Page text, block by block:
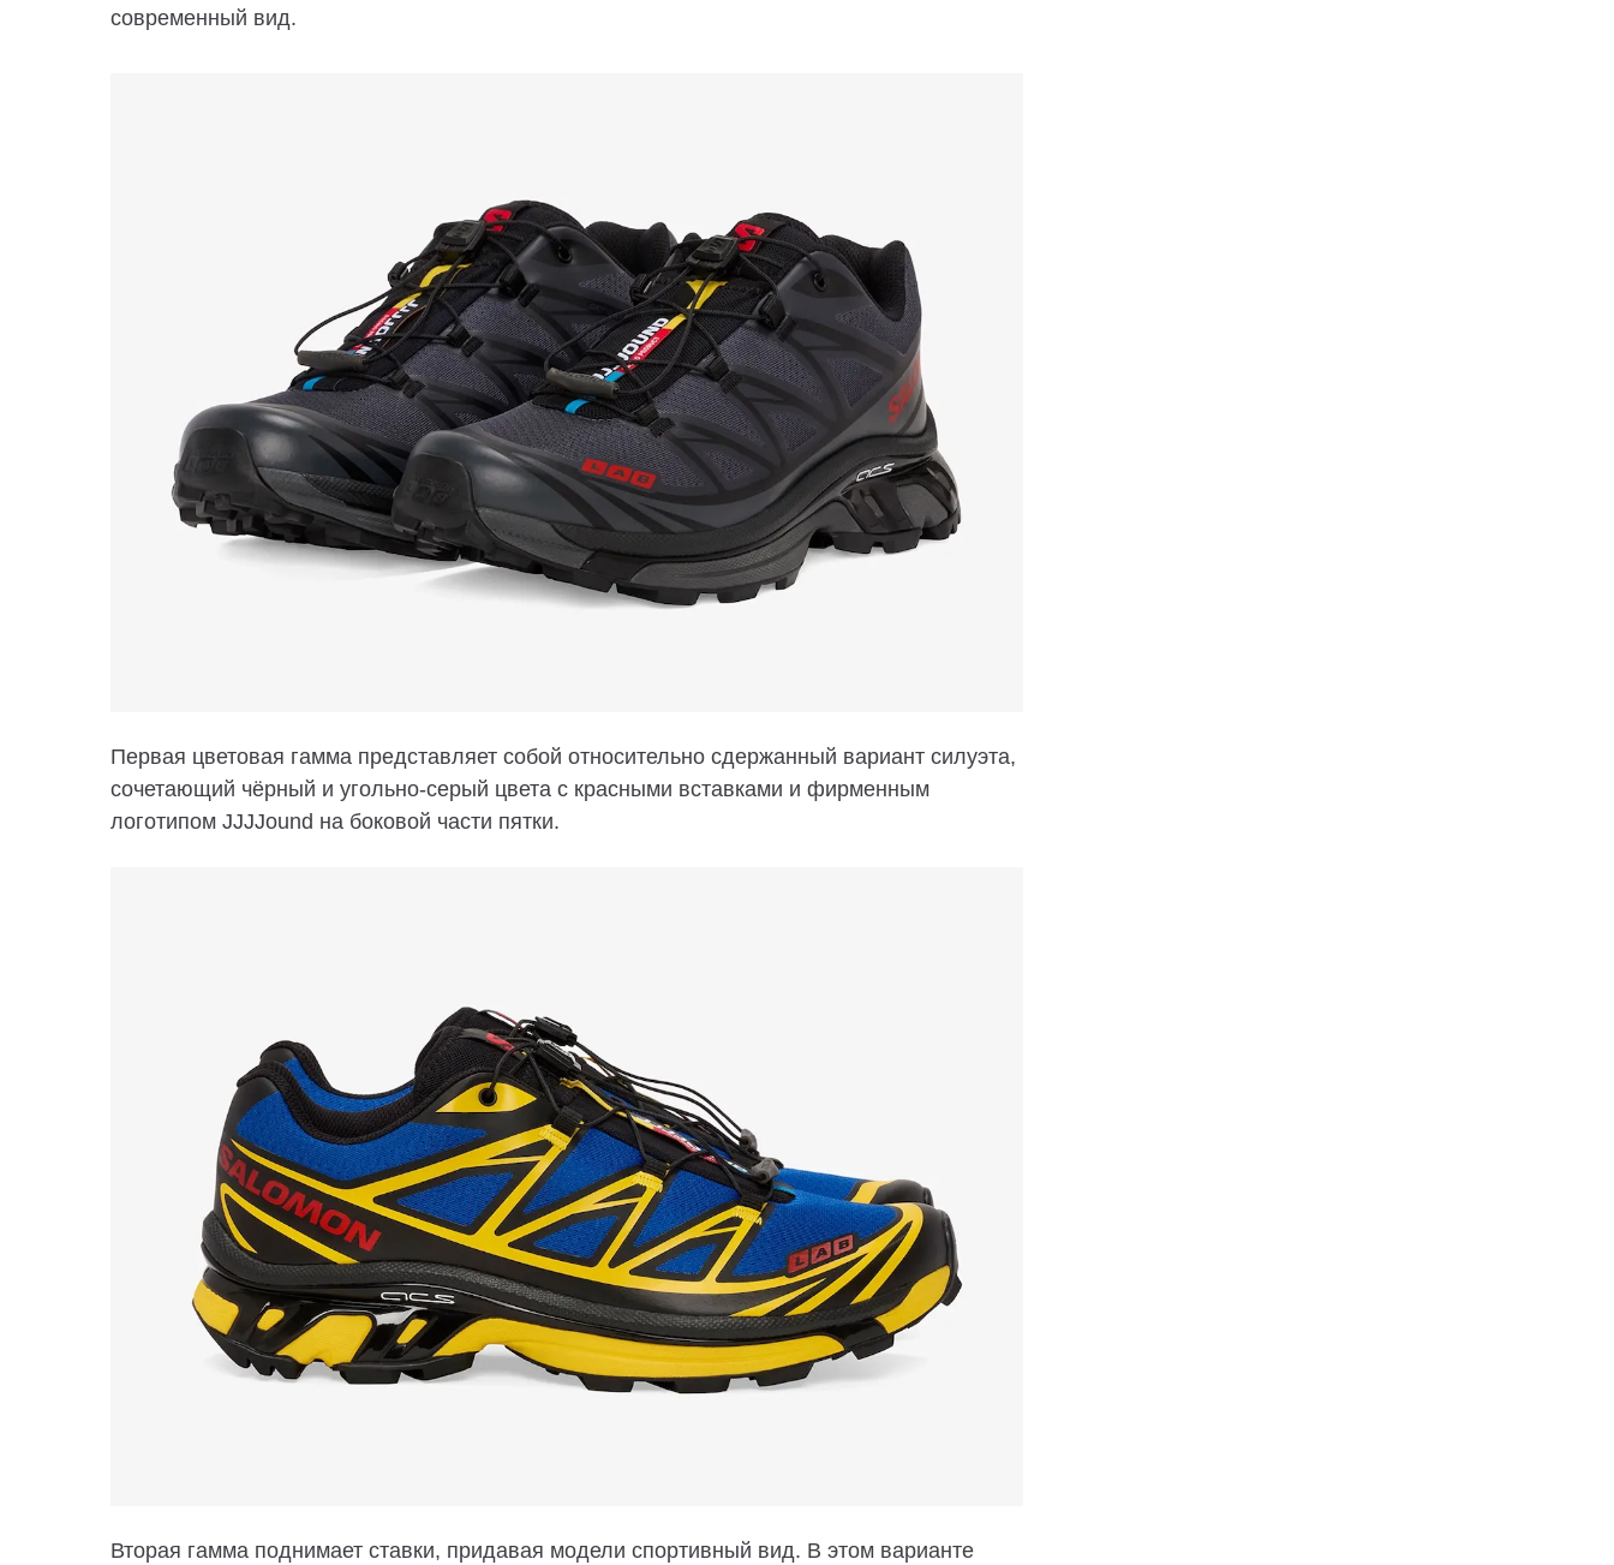
современный вид.
Первая цветовая гамма представляет собой относительно сдержанный вариант силуэта,
сочетающий чёрный и угольно-серый цвета с красными вставками и фирменным
логотипом JJJJound на боковой части пятки.
Вторая гамма поднимает ставки, придавая модели спортивный вид. В этом варианте